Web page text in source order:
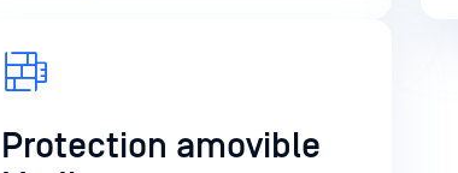
Protection amovible